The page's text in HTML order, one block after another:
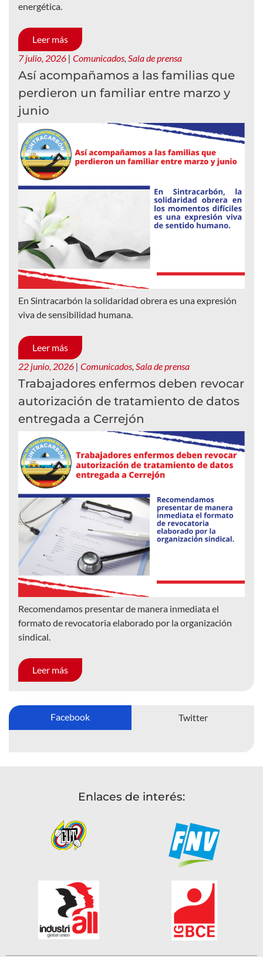
energética.
Leer más
7 julio, 2026 | Comunicados, Sala de prensa
Así acompañamos a las familias que
perdieron un familiar entre marzo y
junio
En Sintracarbón la solidaridad obrera es una expresión
viva de sensibilidad humana.
Leer más
22 junio, 2026 | Comunicados, Sala de prensa
Trabajadores enfermos deben revocar
autorización de tratamiento de datos
entregada a Cerrejón
Recomendamos presentar de manera inmediata el
formato de revocatoria elaborado por la organización
sindical.
Leer más
Facebook Twitter
Enlaces de interés: